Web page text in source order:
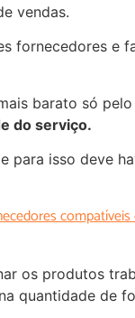
vendas.
fornecedores e
barato só
do serviço.
para isso deve
os produtos
quantidade de